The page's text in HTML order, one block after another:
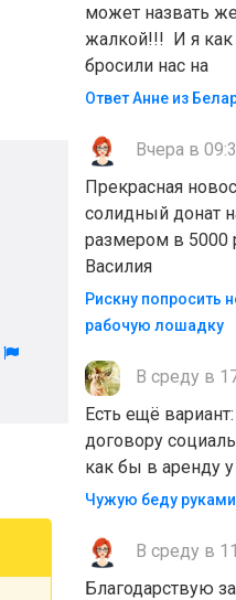
может назвать
жалкой!!! И я как
бросили нас на
Ответ Анне из
Вчера в
Прекрасная
солидный донат
размером в 5000
Василия
Рискну попросить
рабочую лошадку
В среду в
Есть ещё
договору
как бы в аренду у
Чужую беду
В среду в
Благодарствую